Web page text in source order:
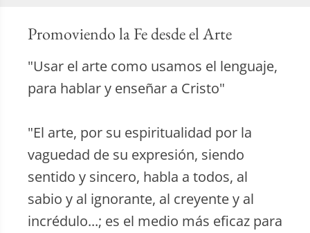
Promoviendo la Fe desde el Arte
"Usar el arte como usamos el lenguaje,
para hablar y enseñar a Cristo"
"El arte, por su espiritualidad por la
vaguedad de su expresión, siendo
sentido y sincero, habla a todos, al
sabio y al ignorante, al creyente y al
incrédulo...; es el medio más eficaz para